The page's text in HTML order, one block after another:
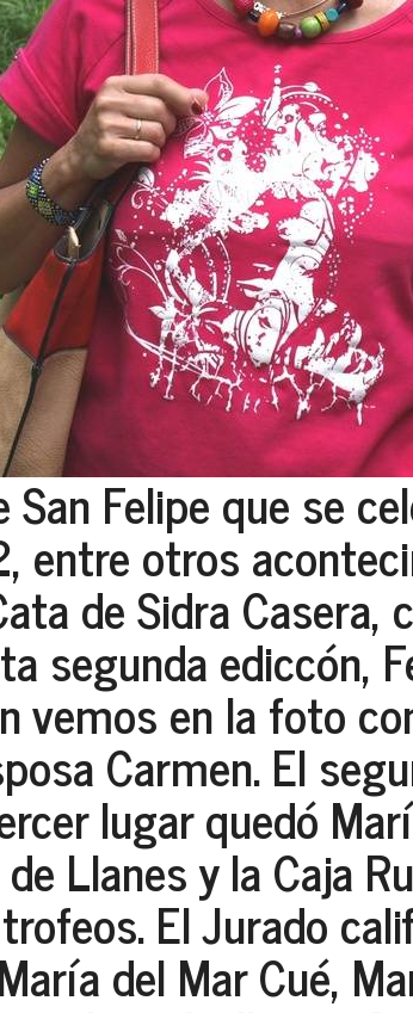
San Felipe que se
entre otros
de Sidra
segunda ediccón,
vemos en la foto
Carmen. El
lugar quedó
Llanes y la Caja
El Jurado
del Mar Cué,